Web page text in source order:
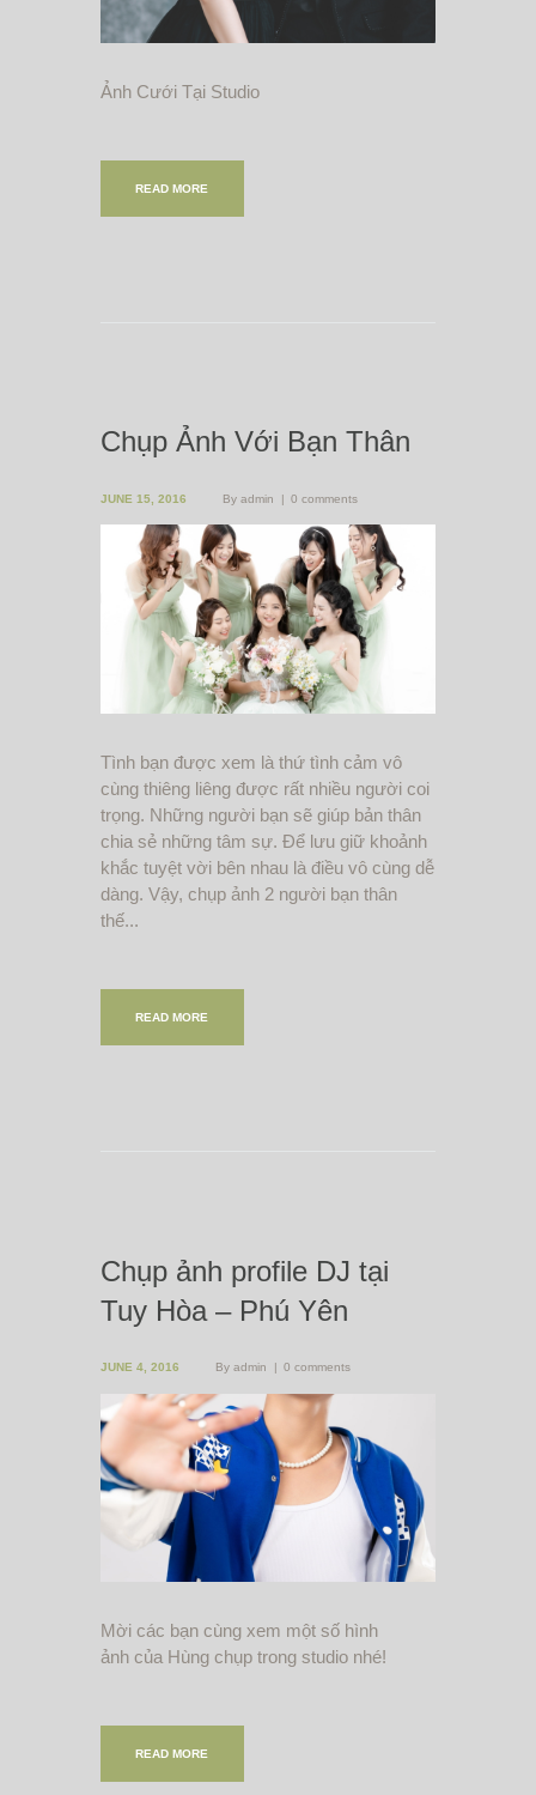
Ảnh Cưới Tại Studio
READ MORE
Chụp Ảnh Với Bạn Thân
JUNE 15, 2016 Byadmin 0 comments
Tình bạn được xem là thứ tình cảm vô
cùng thiêng liêng được rất nhiều người coi
trọng. Những người bạn sẽ giúp bản thân
chia sẻ những tâm sự. Để lưu giữ khoảnh
khắc tuyệt vời bên nhau là điều vô cùng dễ
dàng. Vậy, chụp ảnh 2 người bạn thân
thế...
READ MORE
Chụp ảnh profile DJ tại
Tuy Hòa – Phú Yên
JUNE 4, 2016 Byadmin 0 comments
Mời các bạn cùng xem một số hình
ảnh của Hùng chụp trong studio nhé!
READ MORE